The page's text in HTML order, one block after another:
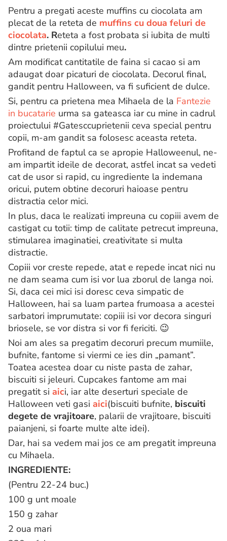
Pentru a pregati aceste muffins cu ciocolata am
plecat de la reteta de muffins cu doua feluri de
ciocolata. Reteta a fost probata si iubita de multi
dintre prietenii copilului meu.
Am modificat cantitatile de faina si cacao si am
adaugat doar picaturi de ciocolata. Decorul final,
gandit pentru Halloween, va fi suficient de dulce.
Si, pentru ca prietena mea Mihaela de la Fantezie
in bucatarie urma sa gateasca iar cu mine in cadrul
proiectului #Gatesccuprietenii ceva special pentru
copii, m-am gandit sa folosesc aceasta reteta.
Profitand de faptul ca se apropie Halloweenul, ne-
am impartit ideile de decorat, astfel incat sa vedeti
cat de usor si rapid, cu ingrediente la indemana
oricui, putem obtine decoruri haioase pentru
distractia celor mici.
In plus, daca le realizati impreuna cu copiii avem de
castigat cu totii: timp de calitate petrecut impreuna,
stimularea imaginatiei, creativitate si multa
distractie.
Copiii vor creste repede, atat e repede incat nici nu
ne dam seama cum isi vor lua zborul de langa noi.
Si, daca cei mici isi doresc ceva simpatic de
Halloween, hai sa luam partea frumoasa a acestei
sarbatori imprumutate: copiii isi vor decora singuri
briosele, se vor distra si vor fi fericiti. 😉
Noi am ales sa pregatim decoruri precum mumiile,
bufnite, fantome si viermi ce ies din „pamant”.
Toatea acestea doar cu niste pasta de zahar,
biscuiti si jeleuri. Cupcakes fantome am mai
pregatit si aici, iar alte deserturi speciale de
Halloween veti gasi aici(biscuiti bufnite, biscuiti
degete de vrajitoare, palarii de vrajitoare, biscuiti
paianjeni, si foarte multe alte idei).
Dar, hai sa vedem mai jos ce am pregatit impreuna
cu Mihaela.
INGREDIENTE:
(Pentru 22-24 buc.)
100 g unt moale
150 g zahar
2 oua mari